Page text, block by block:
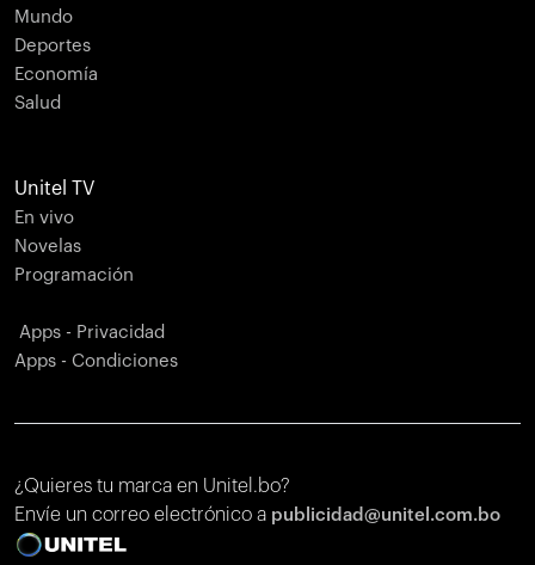
Mundo
Deportes
Economía
Salud
Unitel TV
En vivo
Novelas
Programación
Apps - Privacidad
Apps - Condiciones
¿Quieres tu marca en Unitel.bo?
Envíe un correo electrónico a publicidad@unitel.com.bo